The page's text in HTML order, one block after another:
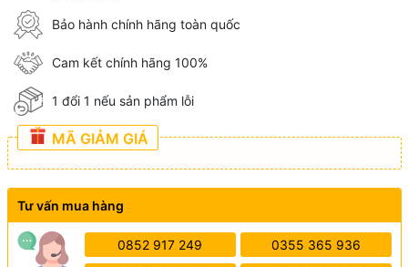
Bảo hành chính hãng toàn quốc
Cam kết chính hãng 100%
1 đổi 1 nếu sản phẩm lỗi
MÃ GIẢM GIÁ
Tư vấn mua hàng
0852 917 249 0355 365 936